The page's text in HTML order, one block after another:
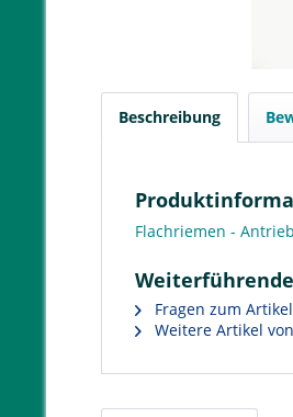
Beschreibung
Flachriemen -
Fragen zum
Weitere Artikel